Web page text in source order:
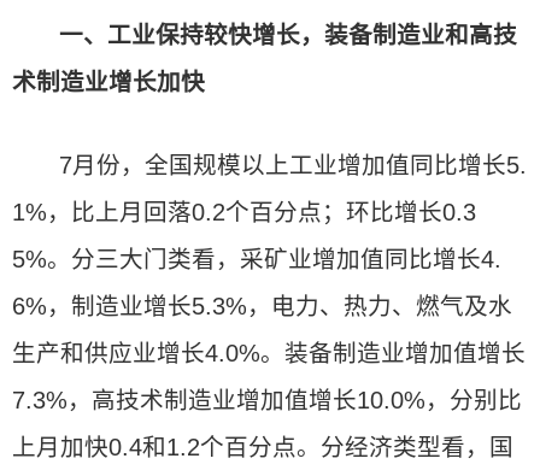
一、工业保持较快增长，装备制造业和高技
术制造业增长加快
7月份，全国规模以上工业增加值同比增长5.
1%，比上月回落0.2个百分点；环比增长0.3
5%。分三大门类看，采矿业增加值同比增长4.
6%，制造业增长5.3%，电力、热力、燃气及水
生产和供应业增长4.0%。装备制造业增加值增长
7.3%，高技术制造业增加值增长10.0%，分别比
上月加快0.4和1.2个百分点。分经济类型看，国